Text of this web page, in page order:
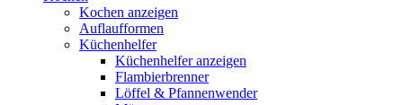
Kochen anzeigen
Auflaufformen
Küchenhelfer
Küchenhelfer anzeigen
Flambierbrenner
Löffel & Pfannenwender